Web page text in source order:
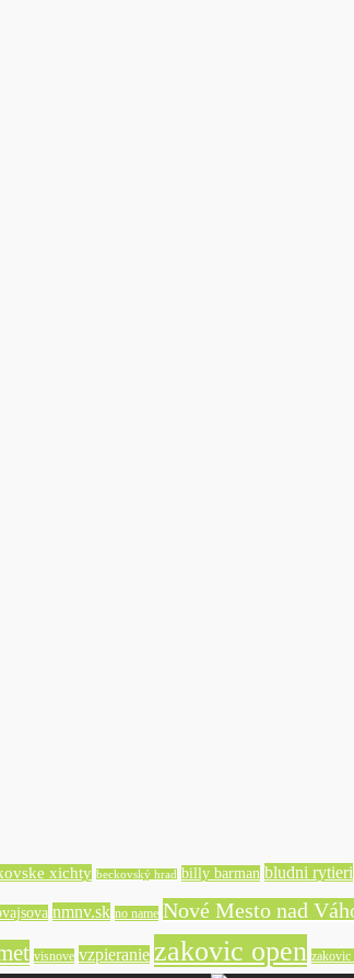
xichty beckovský hrad billy barman bludni rytieri
nmnv.sk no name Nové Mesto nad
visnove vzpieranie zakovic open zakovic